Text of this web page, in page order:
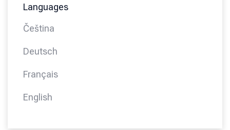
Languages
Čeština
Deutsch
Français
English